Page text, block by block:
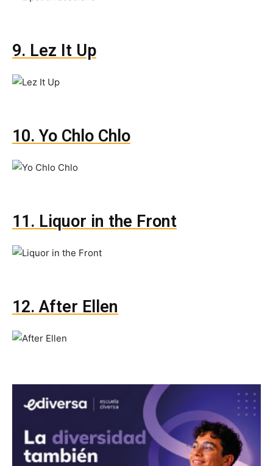
9. Lez It Up
10. Yo Chlo Chlo
11. Liquor in the Front
12. After Ellen